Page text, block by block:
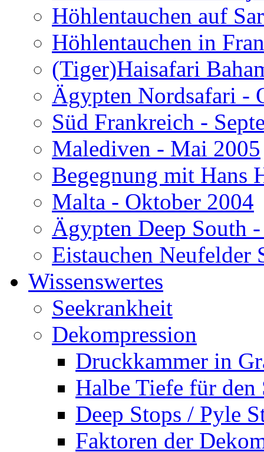
Höhlentauchen auf
Höhlentauchen in
(Tiger)Haisafari
Ägypten Nordsafari -
Süd Frankreich -
Malediven - Mai 2005
Begegnung mit Hans
Malta - Oktober 2004
Ägypten Deep South
Eistauchen Neufelder
Wissenswertes
Seekrankheit
Dekompression
Druckkammer in
Halbe Tiefe für den
Deep Stops / Pyle
Faktoren der